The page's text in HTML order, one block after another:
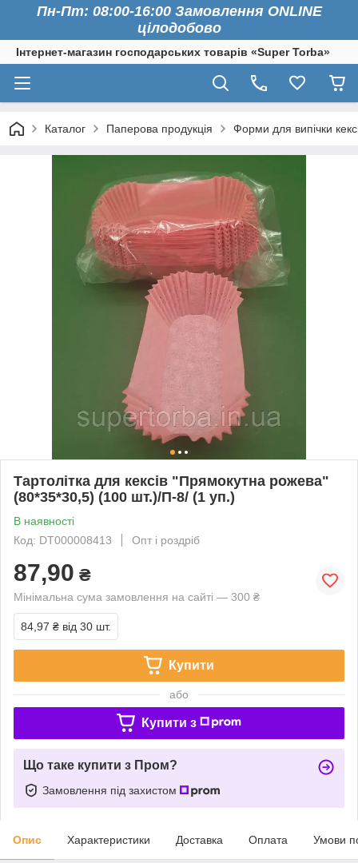
Пн-Пт: 08:00-16:00 Замовлення ONLINE
цілодобово
Інтернет-магазин господарських товарів «Super Torba»
Каталог Паперова продукція Форми для випічки
Тартолітка для кексів "Прямокутна рожева"
(80*35*30,5) (100 шт.)/П-8/ (1 уп.)
В наявності
Код: DT000008413
Опт і роздріб
87,90 ₴
Мінімальна сума замовлення на сайті — 300 ₴
84,97 ₴ від 30 шт.
Купити
або
Купити з
Що таке купити з Пром?
Замовлення під захистом
Опис Характеристики Доставка Оплата Умови